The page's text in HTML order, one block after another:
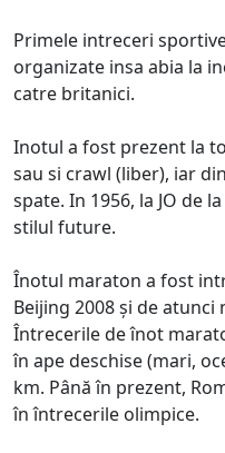
Primele intreceri
organizate insa abia la
catre britanici.
Inotul a fost prezent la
sau si crawl (liber), iar
spate. In 1956, la JO de
stilul future.
Înotul maraton a fost
Beijing 2008 și de atunci
Întrecerile de înot
în ape deschise (mari,
km. Până în prezent,
în întrecerile olimpice.